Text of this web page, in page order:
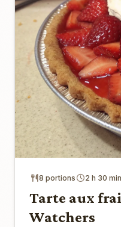
8 portions 2 h 30 min
Tarte aux
Watchers